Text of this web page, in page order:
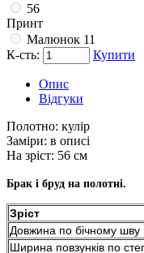
56
Принт
Малюнок 11
К-сть:
Купити
Опис
Відгуки
Полотно: кулір
Заміри: в описі
На зріст: 56 см
Брак і бруд на полотні.
Зріст
Довжина по бічному шву
Ширина повзунків по